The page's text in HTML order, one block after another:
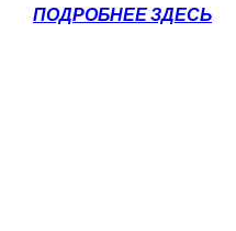
ПОДРОБНЕЕ ЗДЕСЬ